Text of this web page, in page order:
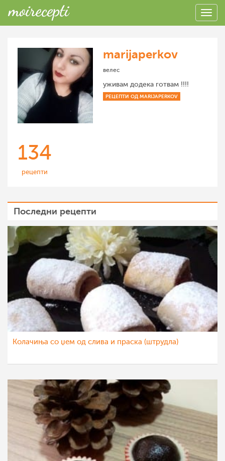
marijaperkov
велес
уживам додека готвам !!!!
РЕЦЕПТИ ОД MARIJAPERKOV
134
рецепти
Последни рецепти
Колачиња со џем од слива и праска (штрудла)